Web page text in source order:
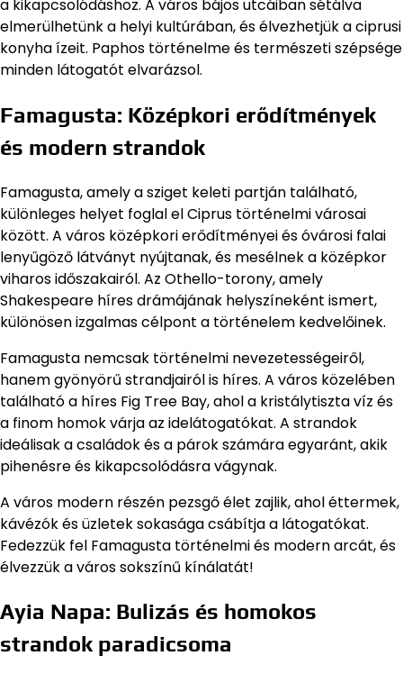
a kikapcsolódáshoz. A város bájos utcáiban sétálva
elmerülhetünk a helyi kultúrában, és élvezhetjük a ciprusi
konyha ízeit. Paphos történelme és természeti szépsége
minden látogatót elvarázsol.
Famagusta: Középkori erődítmények
és modern strandok
Famagusta, amely a sziget keleti partján található,
különleges helyet foglal el Ciprus történelmi városai
között. A város középkori erődítményei és óvárosi falai
lenyűgöző látványt nyújtanak, és mesélnek a középkor
viharos időszakairól. Az Othello-torony, amely
Shakespeare híres drámájának helyszíneként ismert,
különösen izgalmas célpont a történelem kedvelőinek.
Famagusta nemcsak történelmi nevezetességeiről,
hanem gyönyörű strandjairól is híres. A város közelében
található a híres Fig Tree Bay, ahol a kristálytiszta víz és
a finom homok várja az idelátogatókat. A strandok
ideálisak a családok és a párok számára egyaránt, akik
pihenésre és kikapcsolódásra vágynak.
A város modern részén pezsgő élet zajlik, ahol éttermek,
kávézók és üzletek sokasága csábítja a látogatókat.
Fedezzük fel Famagusta történelmi és modern arcát, és
élvezzük a város sokszínű kínálatát!
Ayia Napa: Bulizás és homokos
strandok paradicsoma